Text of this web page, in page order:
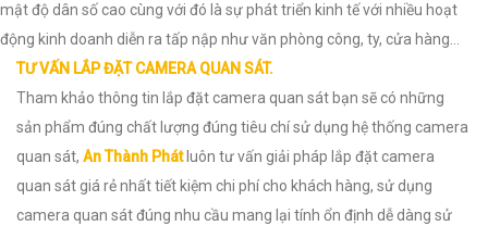
mật độ dân số cao cùng với đó là sự phát triển kinh tế với nhiều hoạt
động kinh doanh diễn ra tấp nập như văn phòng công, ty, cửa hàng…
TƯ VẤN LẮP ĐẶT CAMERA QUAN SÁT.
Tham khảo thông tin lắp đặt camera quan sát bạn sẽ có những
sản phẩm đúng chất lượng đúng tiêu chí sử dụng hệ thống camera
quan sát, An Thành Phátluôn tư vấn giải pháp lắp đặt camera
quan sát giá rẻ nhất tiết kiệm chi phí cho khách hàng, sử dụng
camera quan sát đúng nhu cầu mang lại tính ổn định dễ dàng sử